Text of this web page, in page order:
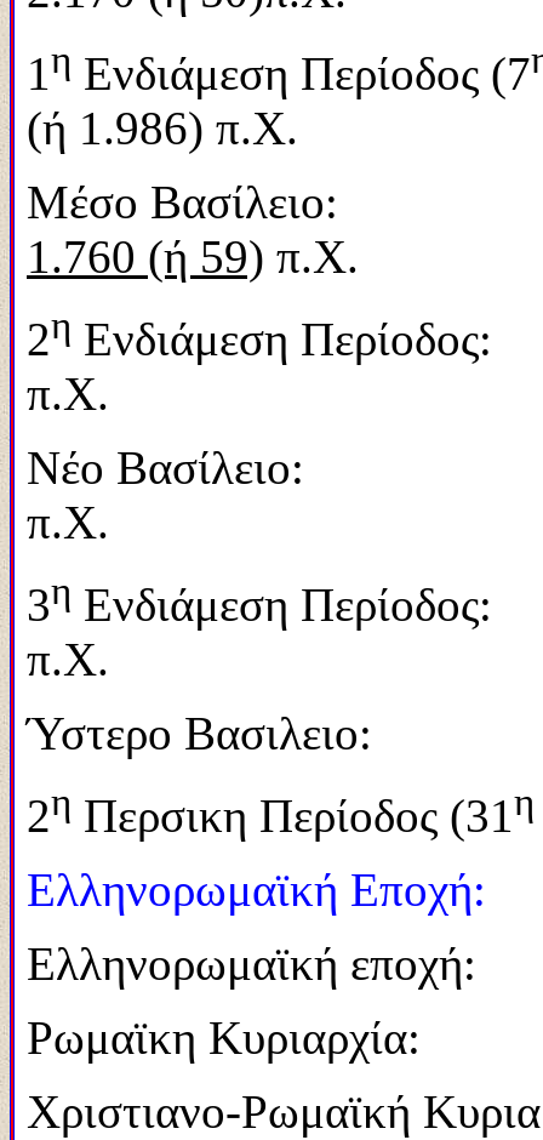
1η Ενδιάμεση Περίοδος (7
(ή 1.986) π.Χ.
Μέσο
1.760 (ή 59) π.Χ.
2η
π.Χ.
Νέο
π.Χ.
3η Ενδιάμεση
π.Χ.
Ύστερο
2η Περσικη Περίοδος (31η
Ελληνορωμαϊκή Εποχή:
Ρωμαϊκη
Χριστιανο-